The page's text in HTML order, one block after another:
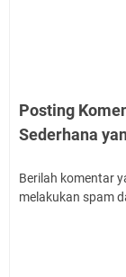
Posting
Sederhana
Berilah komentar
melakukan spam